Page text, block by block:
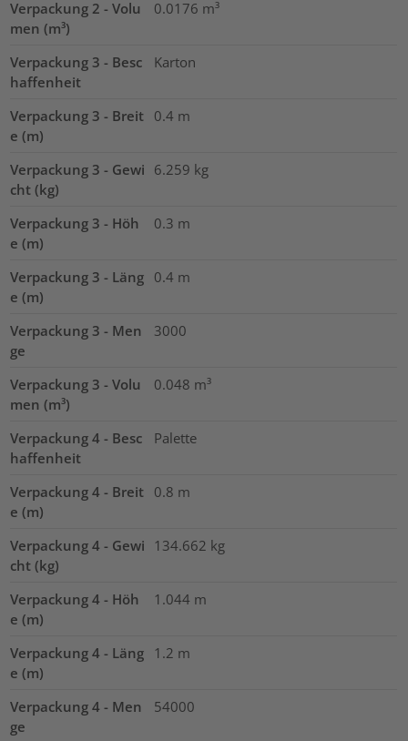
Verpackung 2 - Volu
men (m³)
0.0176 m³
Verpackung 3 - Besc
haffenheit
Karton
Verpackung 3 - Breit
e (m)
0.4 m
Verpackung 3 - Gewi
cht (kg)
6.259 kg
Verpackung 3 - Höh
e (m)
0.3 m
Verpackung 3 - Läng
e (m)
0.4 m
Verpackung 3 - Men
ge
3000
Verpackung 3 - Volu
men (m³)
0.048 m³
Verpackung 4 - Besc
haffenheit
Palette
Verpackung 4 - Breit
e (m)
0.8 m
Verpackung 4 - Gewi
cht (kg)
134.662 kg
Verpackung 4 - Höh
e (m)
1.044 m
Verpackung 4 - Läng
e (m)
1.2 m
Verpackung 4 - Men
ge
54000